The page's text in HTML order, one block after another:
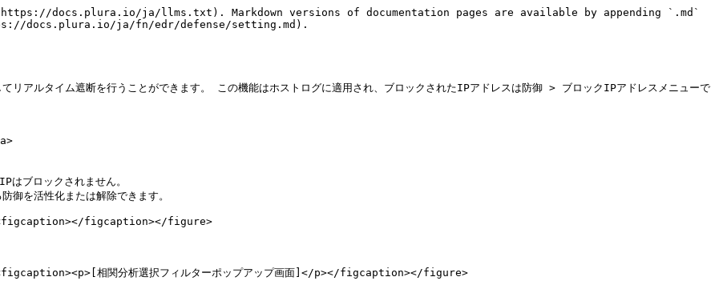
docs.plura.io/ja/llms.txt). Markdown versions of documentation pages are available by appending `.md`
docs.plura.io/ja/fn/edr/defense/setting.md).
リアルタイム遮断を行うことができます。 この機能はホストログに適用され、ブロックされたIPアドレスは防御 > ブロックIPアドレスメニューで
ブロックされません。
を活性化または解除できます。
figcaption></figure>
相関分析選択フィルターポップアップ画面]</p></figcaption></figure>